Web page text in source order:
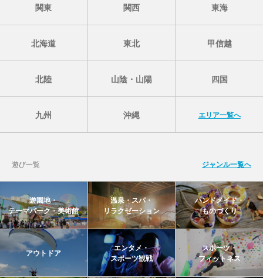
関東 関西 東海
北海道 東北 甲信越
北陸 山陰・山陽 四国
九州 沖縄 エリア一覧へ
遊び一覧 ジャンル一覧へ
遊園地・
テーマパーク・美術館
温泉・スパ・
リラクゼーション
ハンドメイド・
ものづくり
アウトドア
エンタメ・
スポーツ観戦
スポーツ・
フィットネス